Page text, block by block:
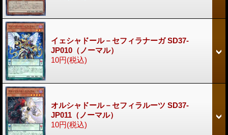
イェシャドール－セフィラナーガ SD37-
JP010（ノーマル）
10円(税込)
オルシャドール－セフィラルーツ SD37-
JP011（ノーマル）
10円(税込)